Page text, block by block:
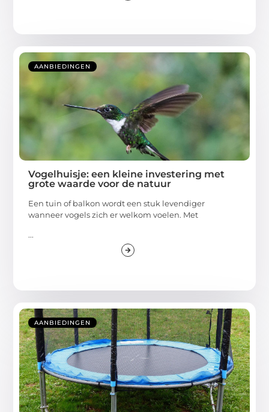
AANBIEDINGEN
Vogelhuisje: een kleine investering met
grote waarde voor de natuur
Een tuin of balkon wordt een stuk levendiger
wanneer vogels zich er welkom voelen. Met
...
AANBIEDINGEN